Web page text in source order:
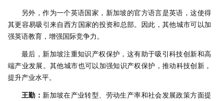
另外，作为一个英语国家，新加坡的官方语言是英语，这使得
其更容易吸引来自西方国家的投资和总部。因此，其他城市可以加
强英语教育，增强国际竞争力。
最后，新加坡注重知识产权保护，这有助于吸引科技创新和高
端产业发展。其他城市也可以加强知识产权保护，推动科技创新，
提升产业水平。
王勤： 新加坡在产业转型、劳动生产率和社会发展政策方面提